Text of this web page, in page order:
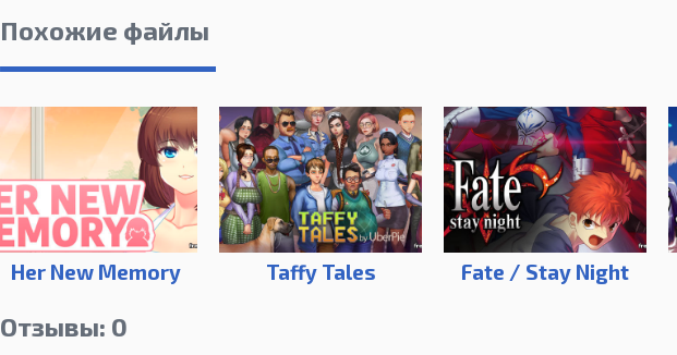
Похожие файлы
Her New Memory Taffy Tales Fate / Stay Night
Отзывы: 0